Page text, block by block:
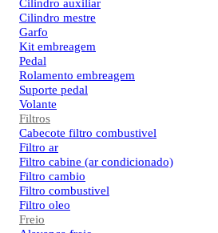
Cilindro auxiliar
Cilindro mestre
Garfo
Kit embreagem
Pedal
Rolamento embreagem
Suporte pedal
Volante
Filtros
Cabecote filtro combustivel
Filtro ar
Filtro cabine (ar condicionado)
Filtro cambio
Filtro combustivel
Filtro oleo
Freio